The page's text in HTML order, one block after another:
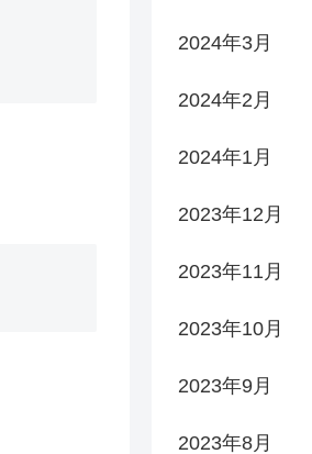
2024年3月
2024年2月
2024年1月
2023年12月
2023年11月
2023年10月
2023年9月
2023年8月